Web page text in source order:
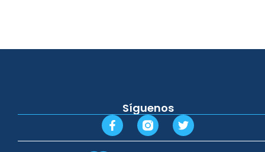
Síguenos
F
a
c
T
w
i